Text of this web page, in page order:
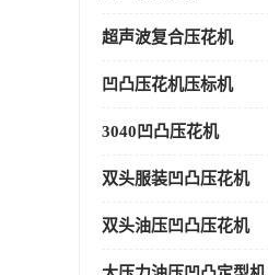
超声波复合压花机
凹凸压花机压标机
3040凹凸压花机
双头服装凹凸压花机
双头油压凹凸压花机